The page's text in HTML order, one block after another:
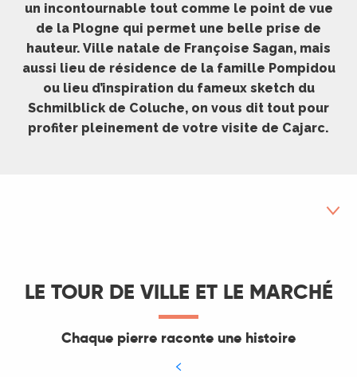
un incontournable tout comme le point de vue
de la Plogne qui permet une belle prise de
hauteur. Ville natale de Françoise Sagan, mais
aussi lieu de résidence de la famille Pompidou
ou lieu d’inspiration du fameux sketch du
Schmilblick de Coluche, on vous dit tout pour
profiter pleinement de votre visite de Cajarc.
Zoom sur
LE TOUR DE VILLE ET LE MARCHÉ
Chaque pierre raconte une histoire